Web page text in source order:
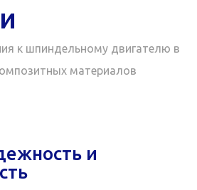
к шпиндельному двигателю в
материалов
и